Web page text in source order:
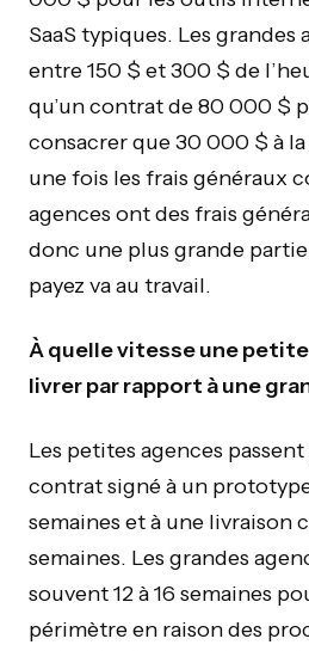
SaaS typiques. Les
entre 150 $ et 300 $ de
qu’un contrat de 80 000 $
consacrer que 30 000 $ à
une fois les frais généraux
agences ont des frais
donc une plus grande
payez va au travail.
À quelle vitesse une
livrer par rapport à une
Les petites agences
contrat signé à un
semaines et à une livraison
semaines. Les grandes
souvent 12 à 16 semaines
périmètre en raison des